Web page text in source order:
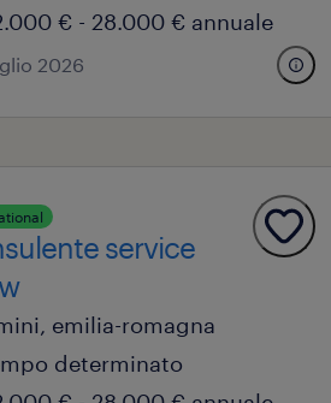
€ - 28.000 € annuale
2026
service
emilia-romagna
determinato